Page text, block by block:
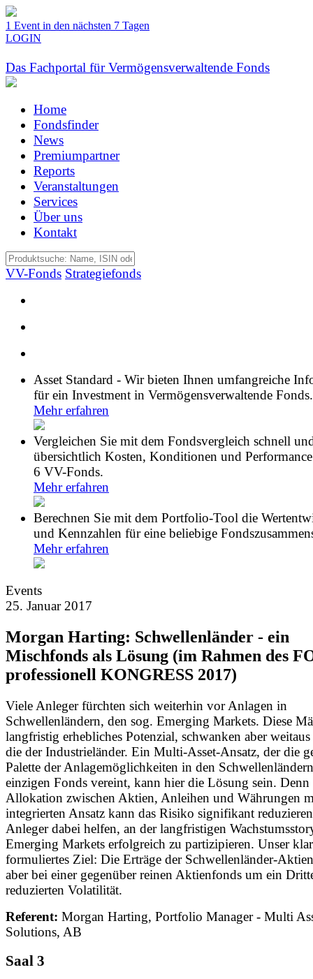
1 Event in den nächsten 7 Tagen
LOGIN
Das Fachportal für Vermögensverwaltende Fonds
Home
Fondsfinder
News
Premiumpartner
Reports
Veranstaltungen
Services
Über uns
Kontakt
VV-Fonds Strategiefonds
Asset Standard - Wir bieten Ihnen umfangreiche
für ein Investment in Vermögensverwaltende Fonds.
Mehr erfahren
Vergleichen Sie mit dem Fondsvergleich schnell
übersichtlich Kosten, Konditionen und
6 VV-Fonds.
Mehr erfahren
Berechnen Sie mit dem Portfolio-Tool die
und Kennzahlen für eine beliebige
Mehr erfahren
Events
25. Januar 2017
Morgan Harting: Schwellenländer - ein
Mischfonds als Lösung (im Rahmen des
professionell KONGRESS 2017)
Viele Anleger fürchten sich weiterhin vor Anlagen in
Schwellenländern, den sog. Emerging Markets. Diese
langfristig erhebliches Potenzial, schwanken aber weitaus
die der Industrieländer. Ein Multi-Asset-Ansatz, der die
Palette der Anlagemöglichkeiten in den
einzigen Fonds vereint, kann hier die Lösung sein. Denn
Allokation zwischen Aktien, Anleihen und Währungen
integrierten Ansatz kann das Risiko signifikant
Anleger dabei helfen, an der langfristigen
Emerging Markets erfolgreich zu partizipieren. Unser klar
formuliertes Ziel: Die Erträge der Schwellenländer-
aber bei einer gegenüber reinen Aktienfonds um ein
reduzierten Volatilität.
Referent: Morgan Harting, Portfolio Manager - Multi
Solutions, AB
Saal 3